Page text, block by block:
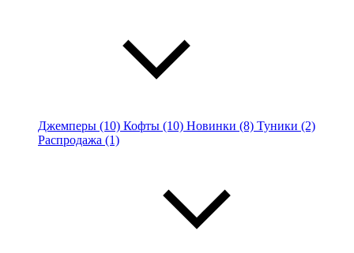
Джемперы (10) Кофты (10) Новинки (8) Туники (2)
Распродажа (1)